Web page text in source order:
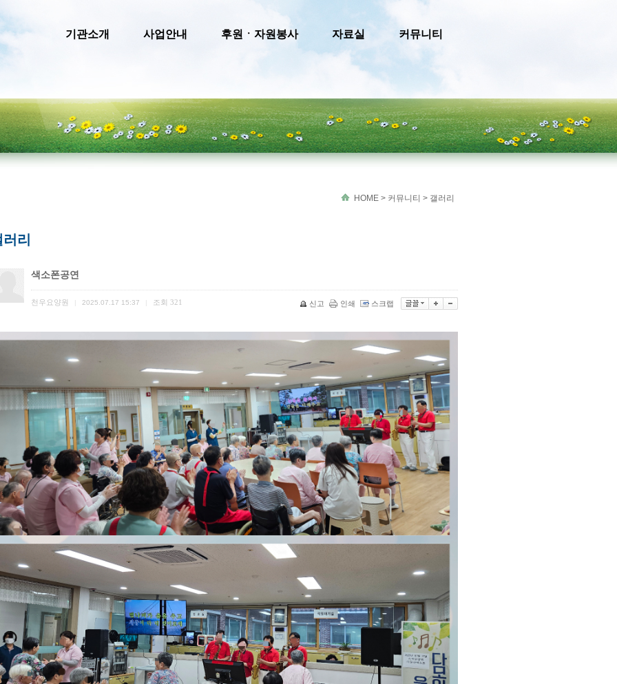
기관소개 사업안내 후원ㆍ자원봉사 자료실 커뮤니티
HOME > 커뮤니티 > 갤러리
리
색소폰공연
천우요양원 2025.07.17 15:37 조회 321 신고 인쇄 스크랩